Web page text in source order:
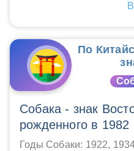
По
Собака - знак
рожденного в 1982
Годы Собаки: 1922,